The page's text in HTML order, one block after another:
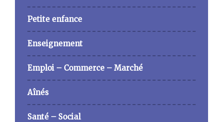
Petite enfance
Enseignement
Emploi – Commerce – Marché
Aînés
Santé – Social